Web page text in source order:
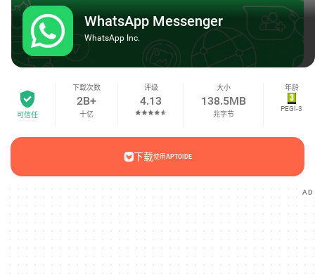
WhatsApp Messenger
WhatsApp Inc.
可信任
下载次数
2B+
十亿
评级
4.13
大小
138.5MB
兆字节
年龄
PEGI-3
下载使用APTOIDE
AD